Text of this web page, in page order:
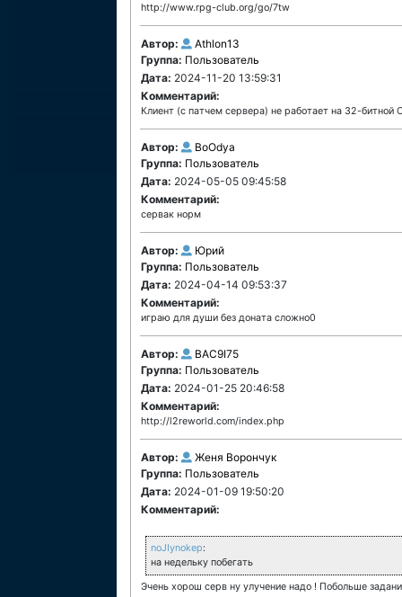
http://www.rpg-club.org/go/7tw
Автор:
Athlon13
Группа: Пользователь
Дата: 2024-11-20 13:59:31
Комментарий:
Клиент (с патчем сервера) не работает на 32-битной
Автор:
BoOdya
Группа: Пользователь
Дата: 2024-05-05 09:45:58
Комментарий:
сервак норм
Автор:
Юрий
Группа: Пользователь
Дата: 2024-04-14 09:53:37
Комментарий:
играю для души без доната сложно0
Автор:
BAC9I75
Группа: Пользователь
Дата: 2024-01-25 20:46:58
Комментарий:
http://l2reworld.com/index.php
Автор:
Женя Ворончук
Группа: Пользователь
Дата: 2024-01-09 19:50:20
Комментарий:
noJIynokep:
на недельку побегать
Эчень хорош серв ну улучение надо ! Побольше